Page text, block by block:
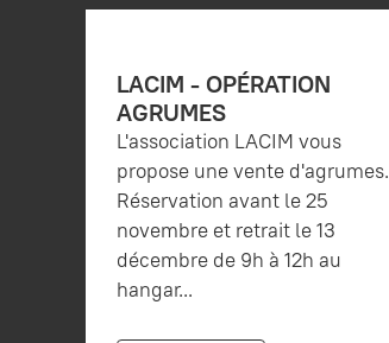
LACIM - OPÉRATION
AGRUMES
L'association LACIM vous
propose une vente d'agrumes.
Réservation avant le 25
novembre et retrait le 13
décembre de 9h à 12h au
hangar...